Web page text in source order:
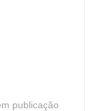
publicação